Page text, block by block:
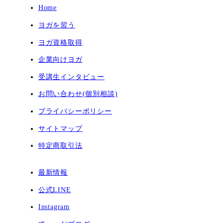
Home
ヨガを習う
ヨガ資格取得
企業向けヨガ
受講生インタビュー
お問い合わせ(個別相談)
プライバシーポリシー
サイトマップ
特定商取引法
最新情報
公式LINE
Instagram